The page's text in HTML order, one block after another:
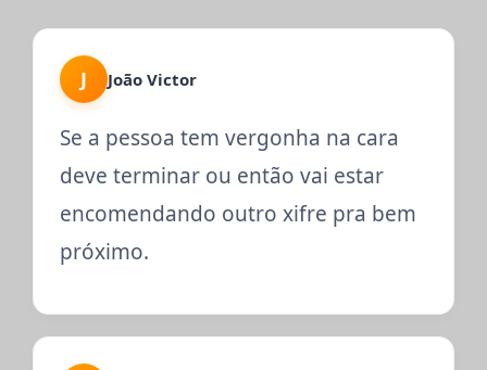
J João Victor
Se a pessoa tem vergonha na cara
deve terminar ou então vai estar
encomendando outro xifre pra bem
próximo.